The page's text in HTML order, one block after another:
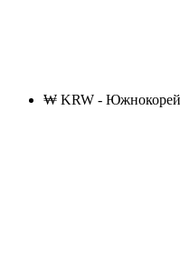
₩ KRW -